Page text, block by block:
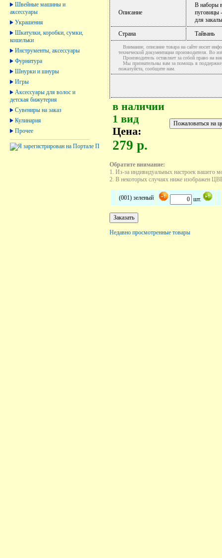
Швейные машины и
аксессуары
Украшения
Шкатулки, коробки, сумки,
кошельки
Инструменты, аксессуары
Фурнитура
Шнурки и шнуры
Игры
Аксессуары для волос и
детская бижутерия
Сувениры на заказ
Кулинария
Прочее
Описание
В наборы
пуговицы
для
Страна
Тайвань
Внимание, описание товара на сайте носит
технической документации производителя. Во
Производитель оставляет за собой право на
Мы признательны вам за помощь в поддержке
пожалуйста, сообщите нам.
в наличии
1 вид
Цена:
279 р.
Обратите внимание:
1. Из-за индивидуальных настроек вашего
2. В некоторых случаях ниже изображен
(001) зеленый шт.
Недавно просмотренные товары